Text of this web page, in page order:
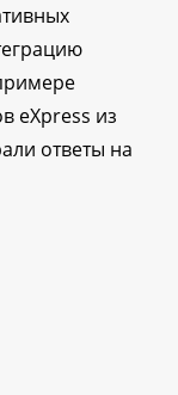
eXpress из
ответы на